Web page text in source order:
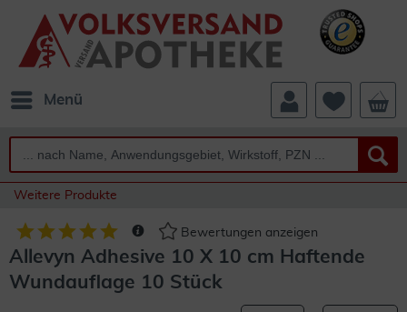
Menü
Weitere Produkte
Bewertungen anzeigen
Allevyn Adhesive 10 X 10 cm Haftende
Wundauflage 10 Stück